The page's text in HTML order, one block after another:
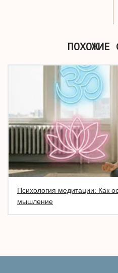
ПОХОЖИЕ
Психология медитации: Как
мышление